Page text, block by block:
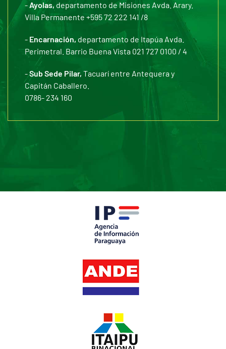
- Ayolas, departamento de Misiones Avda. Arary.
Villa Permanente +595 72 222 141 /8
- Encarnación, departamento de Itapúa Avda.
Perimetral. Barrio Buena Vista 021 727 0100 / 4
-Sub Sede Pilar, Tacuarí entre Antequera y
Capitán Caballero.
0786- 234 160